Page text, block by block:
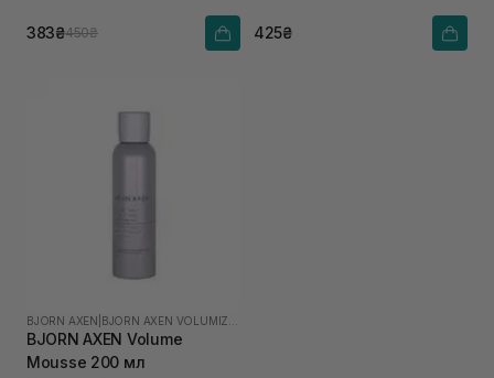
383₴450₴ 425₴
BJORN AXEN
BJORN AXEN Volume
Mousse 200 мл